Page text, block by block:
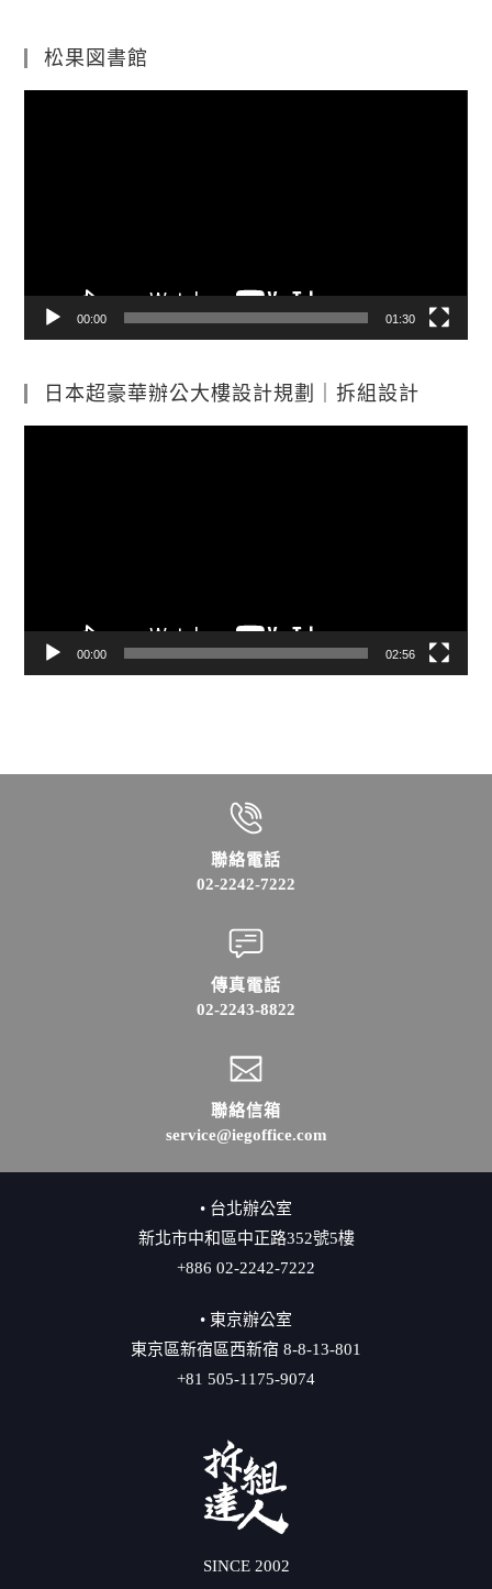
松果図書館
00:00 01:30
日本超豪華辦公大樓設計規劃｜拆組設計
00:00 02:56
聯絡電話
02-2242-7222
傳真電話
02-2243-8822
聯絡信箱
service@iegoffice.com
• 台北辦公室
新北市中和區中正路352號5樓
+886 02-2242-7222
• 東京辦公室
東京區新宿區西新宿 8-8-13-801
+81 505-1175-9074
SINCE 2002